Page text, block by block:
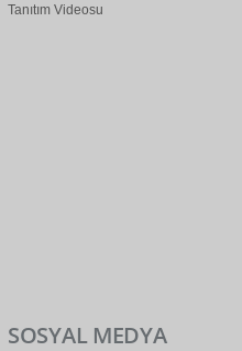
Tanıtım Videosu
SOSYAL MEDYA